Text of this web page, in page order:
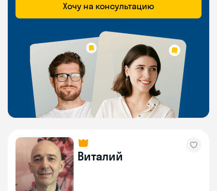
Хочу на консультацию
Виталий